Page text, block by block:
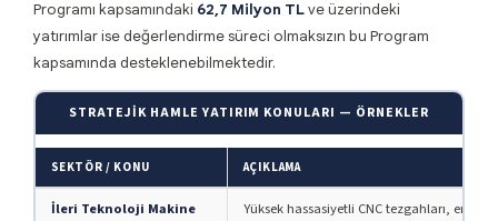
Programı kapsamındaki 62,7 Milyon TLve üzerindeki
yatırımlar ise değerlendirme süreci olmaksızın bu Program
kapsamında desteklenebilmektedir.
STRATEJIK HAMLE YATIRIM KONULARI — ÖRNEKLER
SEKTÖR / KONU AÇIKLAMA
İleri Teknoloji Makine Yüksek hassasiyetli CNC tezgahları,